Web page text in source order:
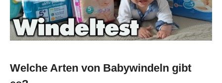
Welche Arten von Babywindeln gibt